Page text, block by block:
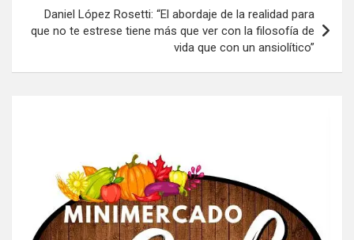
Daniel López Rosetti: “El abordaje de la realidad para
que no te estrese tiene más que ver con la filosofía de
vida que con un ansiolítico”